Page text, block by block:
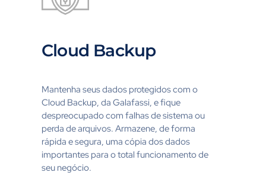
Cloud Backup
Mantenha seus dados protegidos com o
Cloud Backup, da Galafassi, e fique
despreocupado com falhas de sistema ou
perda de arquivos. Armazene, de forma
rápida e segura, uma cópia dos dados
importantes para o total funcionamento de
seu negócio.